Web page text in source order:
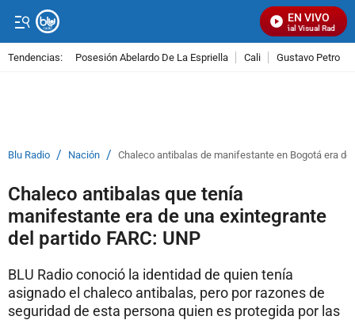
EN VIVO
Señal Visual Radio
Tendencias: Posesión Abelardo De La Espriella Cali Gustavo Petro
Blu Radio / Nación / Chaleco antibalas de manifestante en Bogotá era de
Chaleco antibalas que tenía
manifestante era de una exintegrante
del partido FARC: UNP
BLU Radio conoció la identidad de quien tenía
asignado el chaleco antibalas, pero por razones de
seguridad de esta persona quien es protegida por las